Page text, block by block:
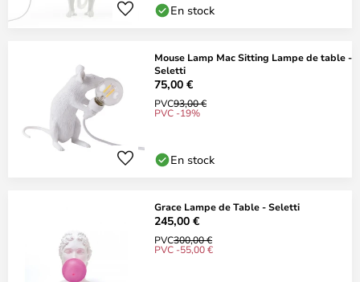
En stock
Mouse Lamp Mac Sitting Lampe de table -
Seletti
75,00 €
PVC93,00 €
PVC -19%
En stock
Grace Lampe de Table - Seletti
245,00 €
PVC300,00 €
PVC -55,00 €